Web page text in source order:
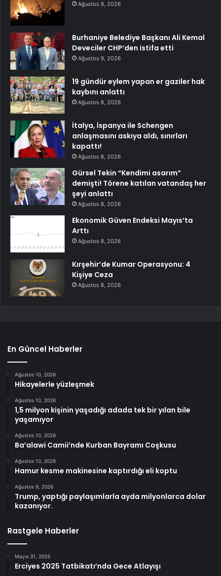
Ağustos 9, 2026
Burhaniye Belediye Başkanı Ali Kemal
Deveciler CHP’den istifa etti
Ağustos 9, 2026
19 gündür eylem yapan er gaziler hak
kaybını anlattı
Ağustos 8, 2026
İtalya, İspanya ile Schengen
anlaşmasını askıya aldı, sınırları
kapattı!
Ağustos 8, 2026
Gürsel Tekin “Kendimi asarım”
demişti! Törene katılan vatandaş her
şeyi anlattı
Ağustos 8, 2026
Ekonomik Güven Endeksi Mayıs’ta
Arttı
Ağustos 8, 2026
Kırşehir’de Kumar Operasyonu: 4
Kişiye Ceza
Ağustos 8, 2026
En Güncel Haberler
Ağustos 10, 2026
Hikayelerle yüzleşmek
Ağustos 10, 2026
1,5 milyon kişinin yaşadığı adada tek bir yılan bile
yaşamıyor
Ağustos 10, 2026
Ba’alawi Camii’nde Kurban Bayramı Coşkusu
Ağustos 10, 2026
Hamur kesme makinesine kaptırdığı eli koptu
Ağustos 9, 2026
Trump, yaptığı paylaşımlarla ayda milyonlarca dolar
kazanıyor.
Rastgele Haberler
Mayıs 31, 2025
Erciyes 2025 Tatbikatı’nda Gece Atlayışı